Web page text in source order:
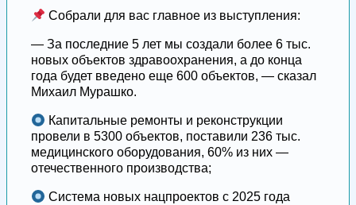
Собрали для вас главное из выступления:
— За последние 5 лет мы создали более 6 тыс.
новых объектов здравоохранения, а до конца
года будет введено еще 600 объектов, — сказал
Михаил Мурашко.
Капитальные ремонты и реконструкции
провели в 5300 объектов, поставили 236 тыс.
медицинского оборудования, 60% из них —
отечественного производства;
Система новых нацпроектов с 2025 года